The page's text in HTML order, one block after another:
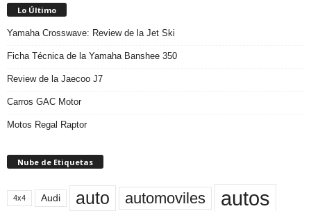
Lo Último
Yamaha Crosswave: Review de la Jet Ski
Ficha Técnica de la Yamaha Banshee 350
Review de la Jaecoo J7
Carros GAC Motor
Motos Regal Raptor
Nube de Etiquetas
4x4 Audi auto automoviles autos